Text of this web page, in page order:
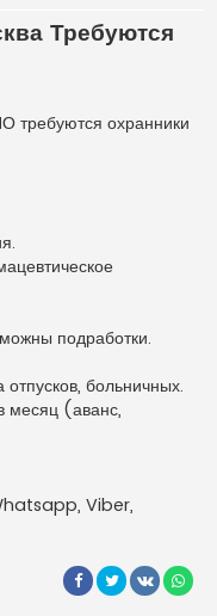
Требуются
требуются охранники
подработки.
больничных.
месяц (аванс,
Viber,